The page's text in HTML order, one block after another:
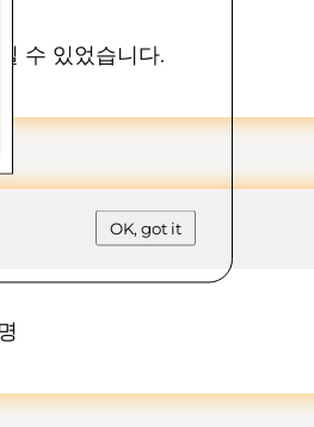
수 있었습니다.
OK, got it